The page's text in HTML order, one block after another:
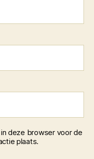
deze browser voor de
plaats.